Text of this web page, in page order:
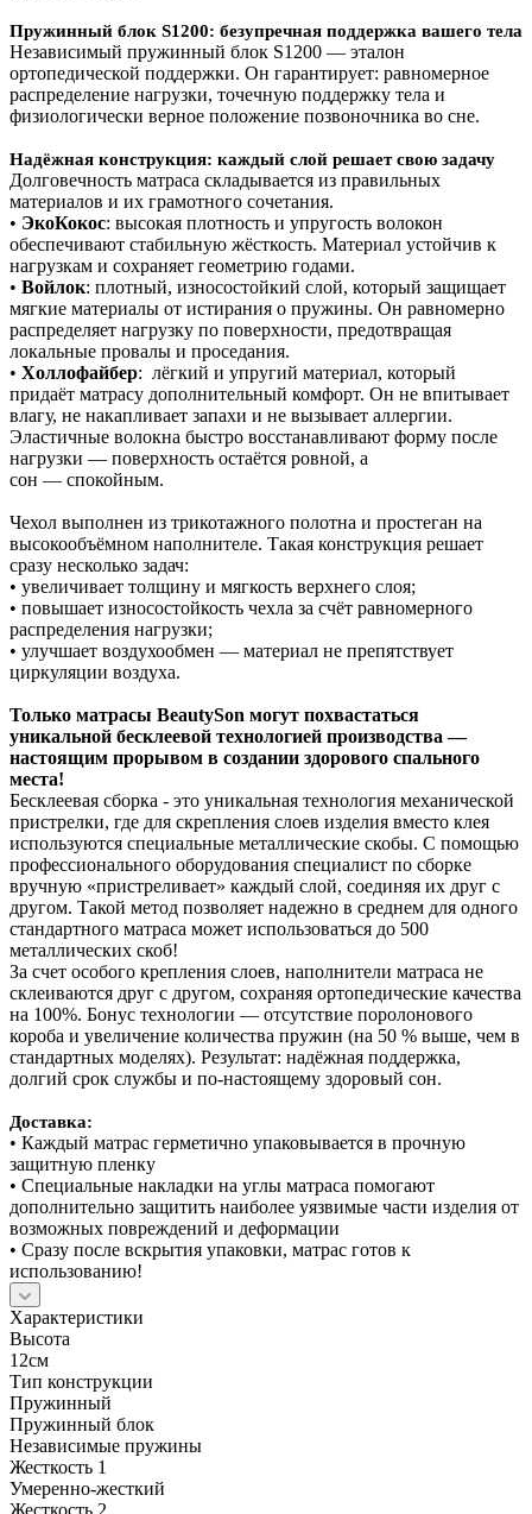
Пружинный блок S1200: безупречная поддержка вашего тела
Независимый пружинный блок S1200 — эталон
ортопедической поддержки. Он гарантирует: равномерное
распределение нагрузки, точечную поддержку тела и
физиологически верное положение позвоночника во сне.
Надёжная конструкция: каждый слой решает свою задачу
Долговечность матраса складывается из правильных
материалов и их грамотного сочетания.
• ЭкоКокос: высокая плотность и упругость волокон
обеспечивают стабильную жёсткость. Материал устойчив к
нагрузкам и сохраняет геометрию годами.
• Войлок: плотный, износостойкий слой, который защищает
мягкие материалы от истирания о пружины. Он равномерно
распределяет нагрузку по поверхности, предотвращая
локальные провалы и проседания.
• Холлофайбер: лёгкий и упругий материал, который
придаёт матрасу дополнительный комфорт. Он не впитывает
влагу, не накапливает запахи и не вызывает аллергии.
Эластичные волокна быстро восстанавливают форму после
нагрузки — поверхность остаётся ровной, а
сон — спокойным.
Чехол выполнен из трикотажного полотна и простеган на
высокообъёмном наполнителе. Такая конструкция решает
сразу несколько задач:
• увеличивает толщину и мягкость верхнего слоя;
• повышает износостойкость чехла за счёт равномерного
распределения нагрузки;
• улучшает воздухообмен — материал не препятствует
циркуляции воздуха.
Только матрасы BeautySon могут похвастаться
уникальной бесклеевой технологией производства —
настоящим прорывом в создании здорового спального
места!
Бесклеевая сборка - это уникальная технология механической
пристрелки, где для скрепления слоев изделия вместо клея
используются специальные металлические скобы. С помощью
профессионального оборудования специалист по сборке
вручную «пристреливает» каждый слой, соединяя их друг с
другом. Такой метод позволяет надежно в среднем для одного
стандартного матраса может использоваться до 500
металлических скоб!
За счет особого крепления слоев, наполнители матраса не
склеиваются друг с другом, сохраняя ортопедические качества
на 100%. Бонус технологии — отсутствие поролонового
короба и увеличение количества пружин (на 50 % выше, чем в
стандартных моделях). Результат: надёжная поддержка,
долгий срок службы и по‑настоящему здоровый сон.
Доставка:
• Каждый матрас герметично упаковывается в прочную
защитную пленку
• Специальные накладки на углы матраса помогают
дополнительно защитить наиболее уязвимые части изделия от
возможных повреждений и деформации
• Сразу после вскрытия упаковки, матрас готов к
использованию!
Характеристики
Высота
12см
Тип конструкции
Пружинный
Пружинный блок
Независимые пружины
Жесткость 1
Умеренно-жесткий